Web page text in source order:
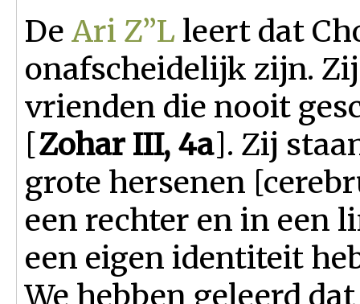
De Ari Z”L leert dat
onafscheidelijk zijn.
vrienden die nooit
[Zohar III, 4a]. Zij
grote hersenen
een rechter en in een
een eigen identiteit
We hebben geleerd